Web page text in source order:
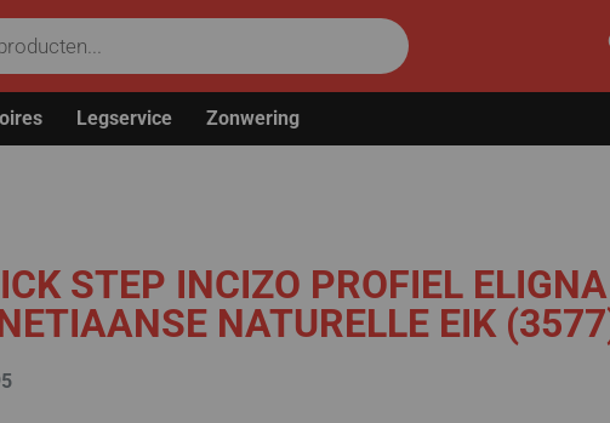
Legservice Zonwering
STEP INCIZO PROFIEL
NATURELLE EIK